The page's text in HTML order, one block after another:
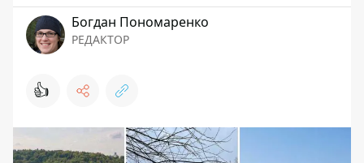
Богдан Пономаренко
РЕДАКТОР
👍